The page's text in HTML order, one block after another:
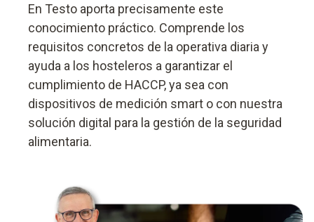
En Testo aporta precisamente este
conocimiento práctico. Comprende los
requisitos concretos de la operativa diaria y
ayuda a los hosteleros a garantizar el
cumplimiento de HACCP, ya sea con
dispositivos de medición smart o con nuestra
solución digital para la gestión de la seguridad
alimentaria.